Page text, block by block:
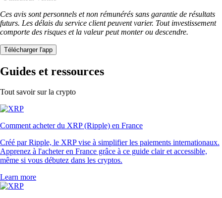
Ces avis sont personnels et non rémunérés sans garantie de résultats
futurs. Les délais du service client peuvent varier. Tout investissement
comporte des risques et la valeur peut monter ou descendre.
Télécharger l'app
Guides et ressources
Tout savoir sur la crypto
Comment acheter du XRP (Ripple) en France
Créé par Ripple, le XRP vise à simplifier les paiements internationaux.
Apprenez à l'acheter en France grâce à ce guide clair et accessible,
même si vous débutez dans les cryptos.
Learn more